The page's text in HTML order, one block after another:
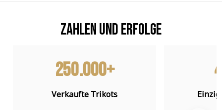
Zahlen und Erfolge
250.000+
Verkaufte Trikots